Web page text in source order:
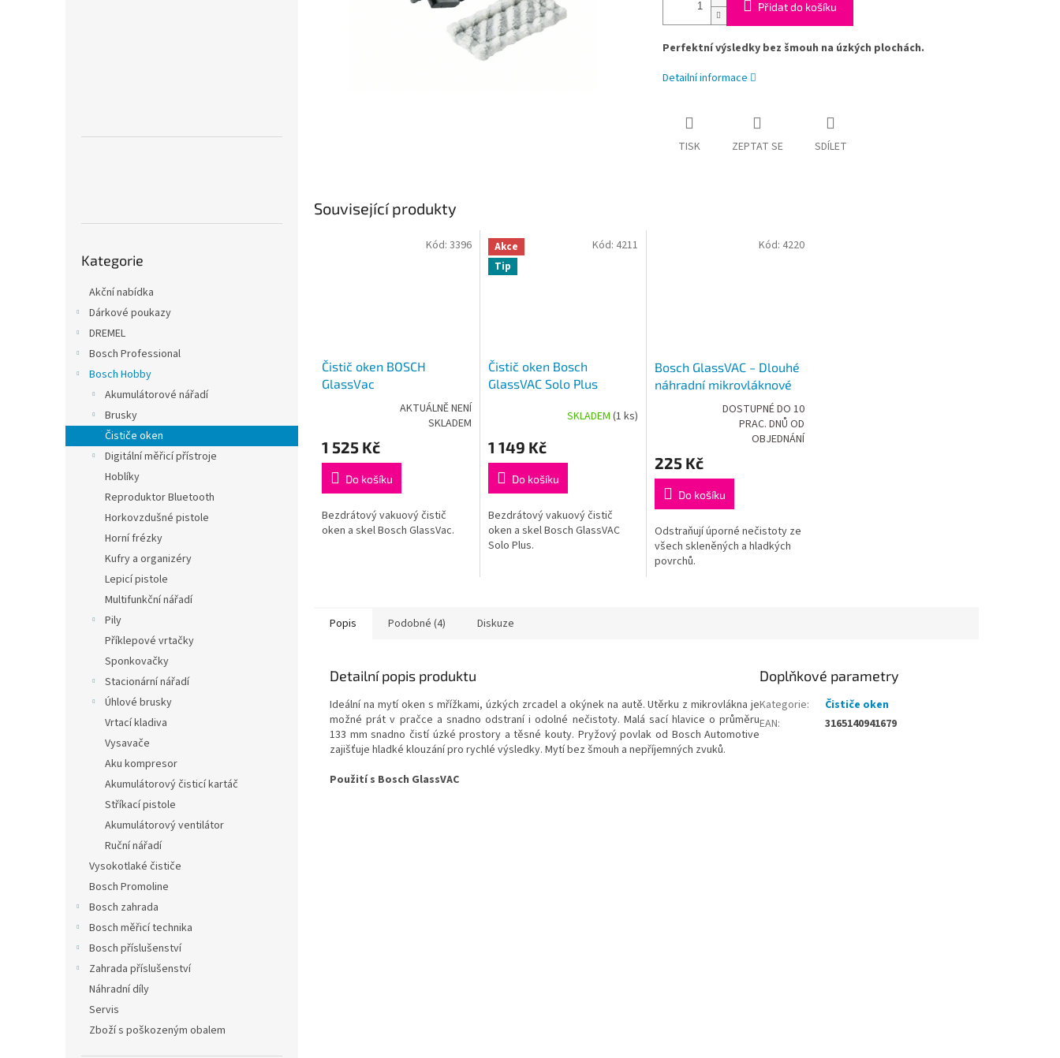
kategorie
Kategorie
Akční nabídka
Dárkové poukazy
DREMEL
Bosch Professional
Bosch Hobby
Akumulátorové nářadí
Brusky
Čističe oken
Digitální měřicí přístroje
Hoblíky
Reproduktor Bluetooth
Horkovzdušné pistole
Horní frézky
Kufry a organizéry
Lepicí pistole
Multifunkční nářadí
Pily
Příklepové vrtačky
Sponkovačky
Stacionární nářadí
Úhlové brusky
Vrtací kladiva
Vysavače
Aku kompresor
Akumulátorový čisticí kartáč
Stříkací pistole
Akumulátorový ventilátor
Ruční nářadí
Vysokotlaké čističe
Bosch Promoline
Bosch zahrada
Bosch měřicí technika
Bosch příslušenství
Zahrada příslušenství
Náhradní díly
Servis
Zboží s poškozeným obalem
Přidat do košíku
Perfektní výsledky bez šmouh na úzkých plochách.
Detailní informace
TISK ZEPTAT SE SDÍLET
Související produkty
Čistič oken BOSCH
GlassVac
produktu
je
4,5
z
5
hvězdiček.
AKTUÁLNĚ NENÍ
SKLADEM
1 525 Kč
Do košíku
Bezdrátový vakuový čistič
oken a skel Bosch GlassVac.
Kód: 3396
Akce
Tip
Čistič oken Bosch
GlassVAC Solo Plus
produktu
je
5,0
z
5
hvězdiček.
SKLADEM (1 ks)
1 149 Kč
Do košíku
Bezdrátový vakuový čistič
oken a skel Bosch GlassVAC
Solo Plus.
Kód: 4211
Bosch GlassVAC ‒ Dlouhé
náhradní mikrovláknové
produktu
je
5,0
hvězdiček.
DOSTUPNÉ DO 10
PRAC. DNŮ OD
OBJEDNÁNÍ
225 Kč
Do košíku
Odstraňují úporné nečistoty ze
všech skleněných a hladkých
povrchů.
Kód: 4220
Popis Podobné (4) Diskuze
Detailní popis produktu
Ideální na mytí oken s mřížkami, úzkých zrcadel a okýnek na autě. Utěrku z mikrovlákna je
možné prát v pračce a snadno odstraní i odolné nečistoty. Malá sací hlavice o průměru
133 mm snadno čistí úzké prostory a těsné kouty. Pryžový povlak od Bosch Automotive
zajišťuje hladké klouzání pro rychlé výsledky. Mytí bez šmouh a nepříjemných zvuků.
Použití s Bosch GlassVAC
Doplňkové parametry
Kategorie:
Čističe oken
EAN: 3165140941679